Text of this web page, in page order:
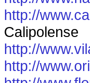
http://
Calipolense
http://
http://